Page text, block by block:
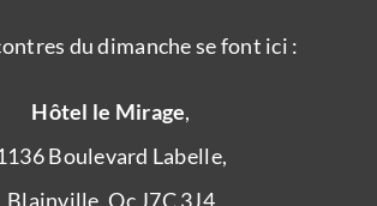
du dimanche se font ici :
Hôtel le Mirage,
Boulevard Labelle,
Blainville, Qc J7C 3J4